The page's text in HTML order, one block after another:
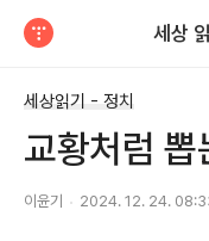
세상
세상읽기 - 정치
교황처럼
이윤기 2024. 12. 24.